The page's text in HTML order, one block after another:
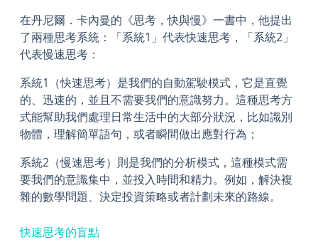
在丹尼爾．卡內曼的《思考，快與慢》一書中，他提出
了兩種思考系統：「系統1」代表快速思考，「系統2」
代表慢速思考：
系統1（快速思考）是我們的自動駕駛模式，它是直覺
的、迅速的，並且不需要我們的意識努力。這種思考方
式能幫助我們處理日常生活中的大部分狀況，比如識別
物體，理解簡單語句，或者瞬間做出應對行為；
系統2（慢速思考）則是我們的分析模式，這種模式需
要我們的意識集中，並投入時間和精力。例如，解決複
雜的數學問題、決定投資策略或者計劃未來的路線。
快速思考的盲點